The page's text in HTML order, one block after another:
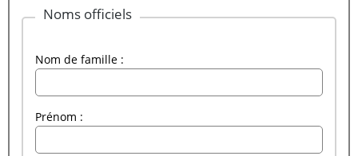
Noms officiels
Nom de famille :
Prénom :